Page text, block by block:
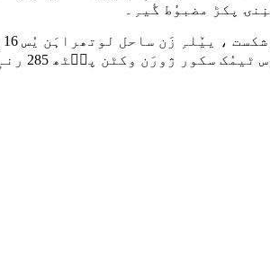
پکڑ مضبوٗط گٔیہِ۔